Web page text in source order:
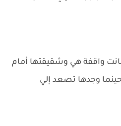
واقفة هي وشقيقتها أمام
وجدها تصعد إلي